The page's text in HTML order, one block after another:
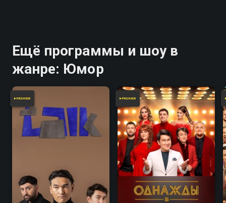
Ещё программы и шоу в
жанре: Юмор